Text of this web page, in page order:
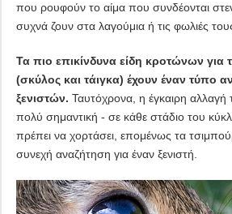
που ρουφούν το αίμα που συνδέονται
συχνά ζουν στα λαγούμια ή τις φωλιές
Τα πιο επικίνδυνα είδη κροτώνων
(σκύλος και τάιγκα) έχουν έναν τύπο
ξενιστών. Ταυτόχρονα, η έγκαιρη αλλαγή
πολύ σημαντική - σε κάθε στάδιο του
πρέπει να χορτάσει, επομένως τα
συνεχή αναζήτηση για έναν ξενιστή.